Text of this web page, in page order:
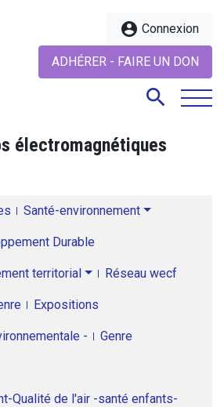
account_circle Connexion
ADHÉRER - FAIRE UN DON
search
électromagnétiques
Santé-environnement
Durable
territorial Réseau wecf
Expositions
- Genre
Qualité de l'air -santé enfants-